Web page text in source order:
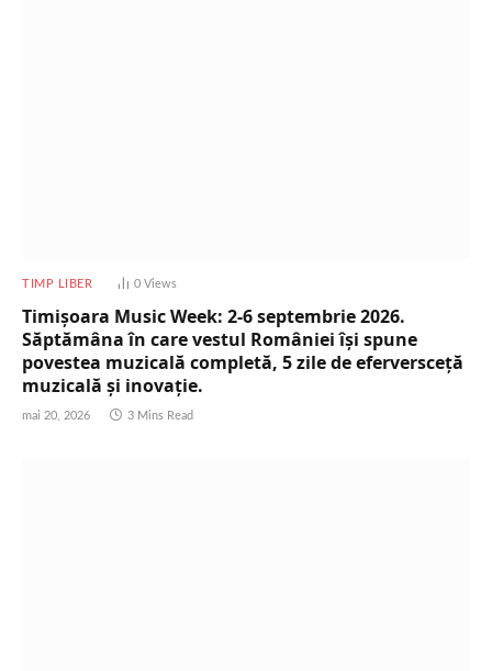
TIMP LIBER 0 Views
Timișoara Music Week: 2-6 septembrie 2026.
Săptămâna în care vestul României își spune
povestea muzicală completă, 5 zile de eferversceță
muzicală și inovație.
mai 20, 2026 3 Mins Read